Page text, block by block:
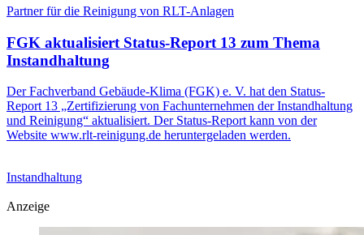
Partner für die Reinigung von RLT-Anlagen
FGK aktualisiert Status-Report 13 zum Thema
Instandhaltung
Der Fachverband Gebäude-Klima (FGK) e. V. hat den Status-
Report 13 „Zertifizierung von Fachunternehmen der Instandhaltung
und Reinigung“ aktualisiert. Der Status-Report kann von der
Website www.rlt-reinigung.de heruntergeladen werden.
Instandhaltung
Anzeige